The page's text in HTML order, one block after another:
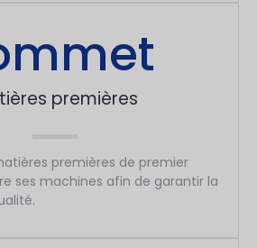
premières
premières de premier
ses machines afin de garantir la